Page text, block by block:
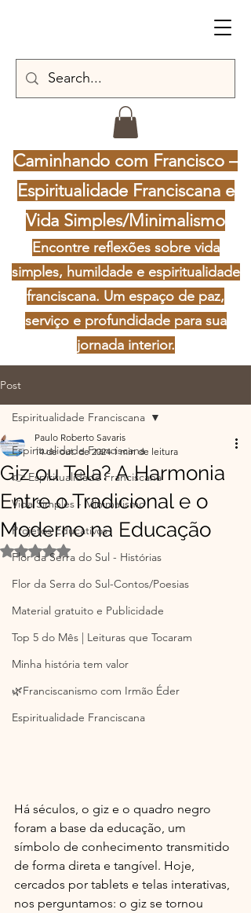
Caminhando com Francisco –
Espiritualidade Franciscana e
Vida Simples/Minimalismo
Encontre reflexões sobre vida
simples, humildade e espiritualidade
franciscana. Um espaço de paz,
serviço e profundidade para sua
jornada interior.
Post
Espiritualidade Franciscana
👉 Espiritualidade Franciscana
Vida Simples - Minimalismo
Projetos Educativos
Flor da Serra do Sul - Histórias
Flor da Serra do Sul-Contos/Poesias
Material gratuito e Publicidade
Top 5 do Mês | Leituras que Tocaram
Minha história tem valor
🌿Franciscanismo com Irmão Éder
Espiritualidade Franciscana
Espiritualidade Franciscana
Giz ou Tela? A Harmonia
Entre o Tradicional e o
Moderno na Educação
Paulo Roberto Savaris
14 de out. de 2024 1 min de leitura
Avaliado com NaN de 5 estrelas.
Há séculos, o giz e o quadro negro
foram a base da educação, um
símbolo de conhecimento transmitido
de forma direta e tangível. Hoje,
cercados por tablets e telas interativas,
nos perguntamos: o giz se tornou